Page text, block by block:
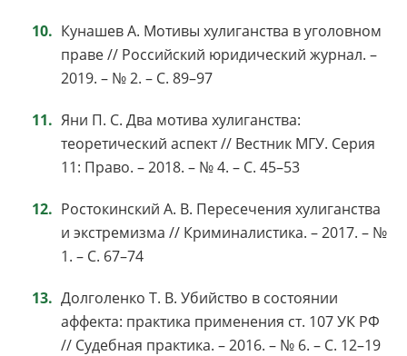
Кунашев А. Мотивы хулиганства в уголовном
праве // Российский юридический журнал. –
2019. – № 2. – С. 89–97
Яни П. С. Два мотива хулиганства:
теоретический аспект // Вестник МГУ. Серия
11: Право. – 2018. – № 4. – С. 45–53
Ростокинский А. В. Пересечения хулиганства
и экстремизма // Криминалистика. – 2017. – №
1. – С. 67–74
Долголенко Т. В. Убийство в состоянии
аффекта: практика применения ст. 107 УК РФ
// Судебная практика. – 2016. – № 6. – С. 12–19